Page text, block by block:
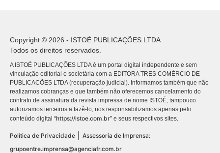
Copyright © 2026 - ISTOÉ PUBLICAÇÕES LTDA
Todos os direitos reservados.
A ISTOÉ PUBLICAÇÕES LTDA é um portal digital independente e sem
vinculação editorial e societária com a EDITORA TRES COMÉRCIO DE
PUBLICACÕES LTDA (recuperação judicial). Informamos também que não
realizamos cobranças e que também não oferecemos cancelamento do
contrato de assinatura da revista impressa de nome ISTOÉ, tampouco
autorizamos terceiros a fazê-lo, nos responsabilizamos apenas pelo
conteúdo digital “https://istoe.com.br” e seus respectivos sites.
Política de Privacidade
Assessoria de Imprensa:
grupoentre.imprensa@agenciafr.com.br